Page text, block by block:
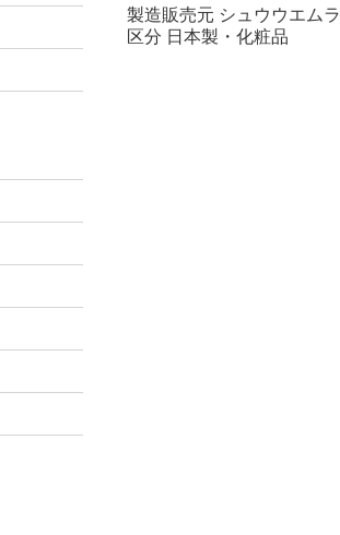
製造販売元 シュウウエムラ
区分 日本製・化粧品